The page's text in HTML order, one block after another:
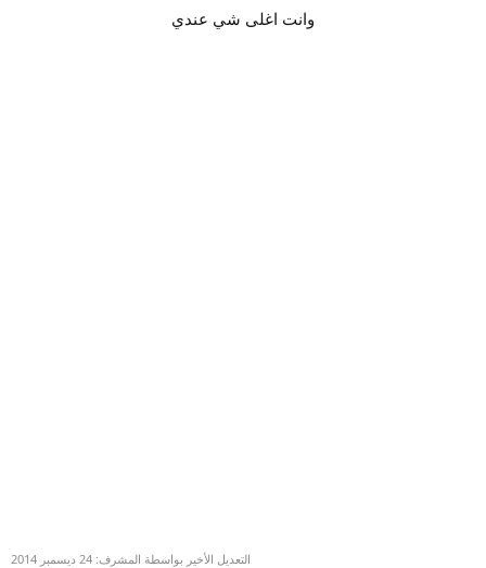
وانت اغلى شي عندي
التعديل الأخير بواسطة المشرف: 24 ديسمبر 2014